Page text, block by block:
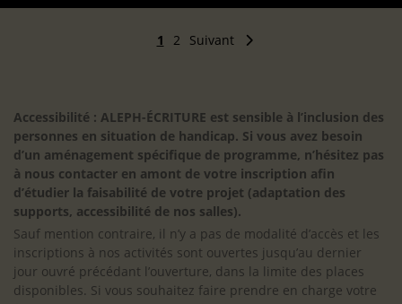
1 2 Suivant
Accessibilité : ALEPH-ÉCRITURE est sensible à l’inclusion des
personnes en situation de handicap. Si vous avez besoin
d’un aménagement spécifique de programme, n’hésitez pas
à nous contacter en amont de votre inscription afin
d’étudier la faisabilité de votre projet (adaptation des
supports, accessibilité de nos salles).
Sauf mention contraire, il n’y a pas de modalité d’accès et les
inscriptions à nos activités sont ouvertes jusqu’au dernier
jour ouvré précédant l’ouverture, dans la limite des places
disponibles. Si vous souhaitez faire prendre en charge votre